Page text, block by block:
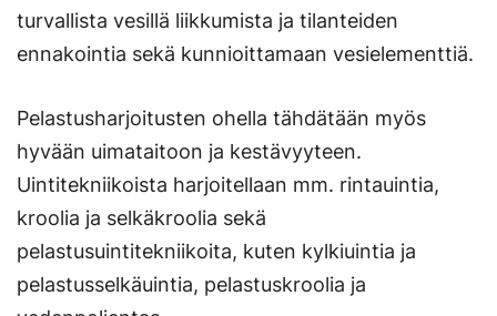
turvallista vesillä liikkumista ja tilanteiden
ennakointia sekä kunnioittamaan vesielementtiä.
Pelastusharjoitusten ohella tähdätään myös
hyvään uimataitoon ja kestävyyteen.
Uintitekniikoista harjoitellaan mm. rintauintia,
kroolia ja selkäkroolia sekä
pelastusuintitekniikoita, kuten kylkiuintia ja
pelastusselkäuintia, pelastuskroolia ja